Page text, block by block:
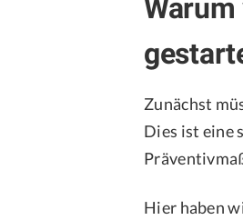
Zunächst
Dies ist eine
Hier haben